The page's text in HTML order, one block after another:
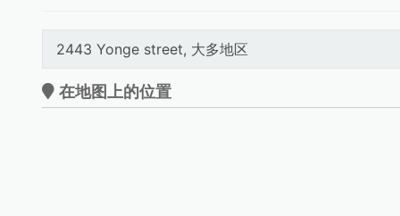
2443 Yonge street, 大多地区
在地图上的位置